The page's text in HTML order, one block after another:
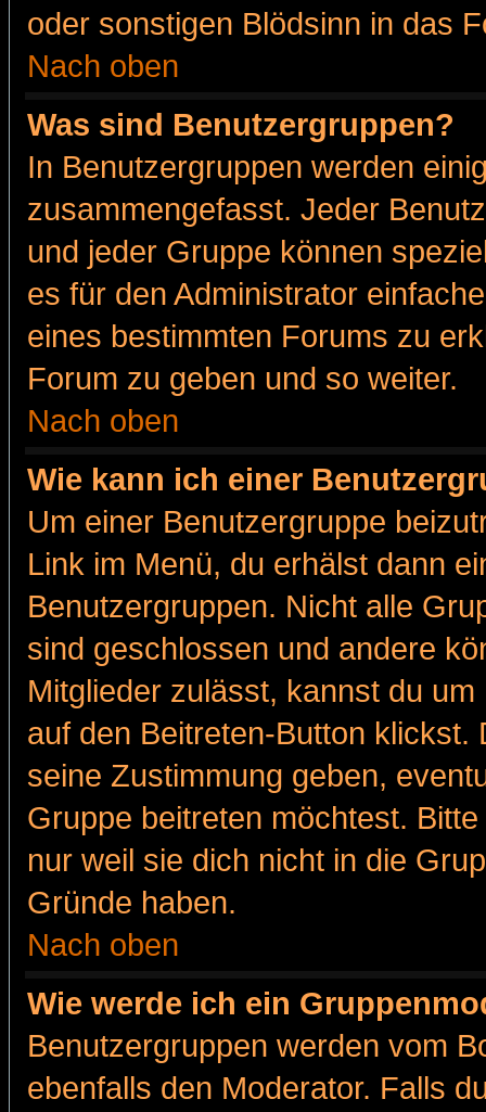
oder sonstigen Blödsinn in das
Nach oben
Was sind Benutzergruppen?
In Benutzergruppen werden
zusammengefasst. Jeder
und jeder Gruppe können
es für den Administrator
eines bestimmten Forums zu
Forum zu geben und so weiter.
Nach oben
Wie kann ich einer
Um einer Benutzergruppe
Link im Menü, du erhälst dann
Benutzergruppen. Nicht alle
sind geschlossen und andere
Mitglieder zulässt, kannst du
auf den Beitreten-Button
seine Zustimmung geben,
Gruppe beitreten möchtest.
nur weil sie dich nicht in die
Gründe haben.
Nach oben
Wie werde ich ein
Benutzergruppen werden vom
ebenfalls den Moderator. Falls